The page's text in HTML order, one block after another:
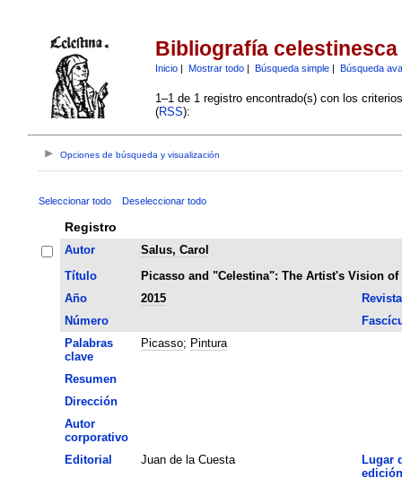
Bibliografía celestinesca
Inicio| Mostrar todo| Búsqueda simple| Búsqueda
1–1 de 1 registro encontrado(s) con los
(RSS):
Opciones de búsqueda y visualización
Seleccionar todo Deseleccionar todo
Registro
Autor
Salus, Carol
Título
Picasso and "Celestina": The Artist's Vision of
Año
2015
Revista
Número
Palabras
clave
Picasso; Pintura
Resumen
Dirección
Autor
corporativo
Editorial
Juan de la Cuesta
Lugar
edición